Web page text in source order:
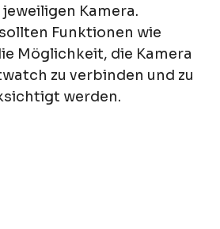
Kamera.
Funktionen wie
Möglichkeit, die Kamera
zu verbinden und zu
werden.